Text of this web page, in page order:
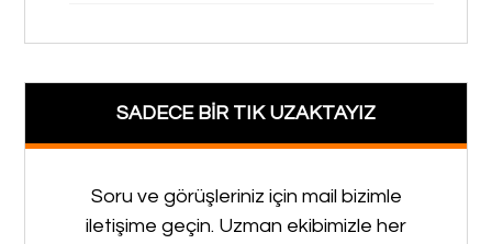
SADECE BİR TIK UZAKTAYIZ
Soru ve görüşleriniz için mail bizimle
iletişime geçin. Uzman ekibimizle her